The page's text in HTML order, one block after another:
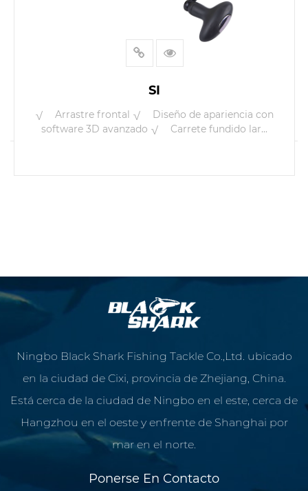
SI
√ Arrastre frontal √ Diseño de apariencia con
software 3D avanzado √ Carrete fundido lar...
Ningbo Black Shark Fishing Tackle Co.,Ltd. ubicado
en la ciudad de Cixi, provincia de Zhejiang, China.
Está cerca de la ciudad de Ningbo en el este, cerca de
Hangzhou en el oeste y enfrente de Shanghai por
mar en el norte.
Ponerse En Contacto